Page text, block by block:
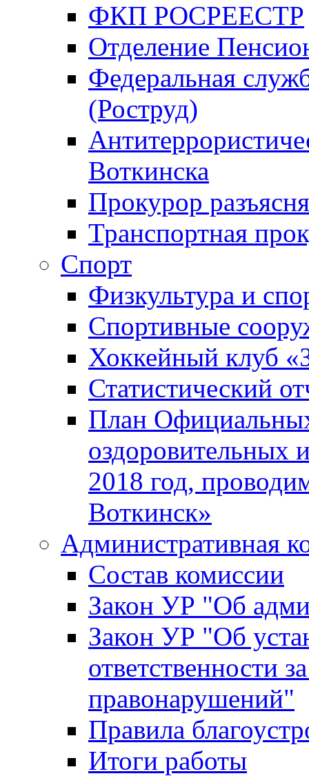
ФКП РОСРЕЕСТР
Отделение
Федеральная
(Роструд)
Воткинска
Прокурор
Транспортная
Спорт
Физкультура и
Спортивные
Хоккейный клуб
Статистический
План
оздоровительных
2018 год,
Воткинск»
Административная
Состав комиссии
Закон УР "Об
Закон УР "Об
ответственности
правонарушений"
Правила
Итоги работы